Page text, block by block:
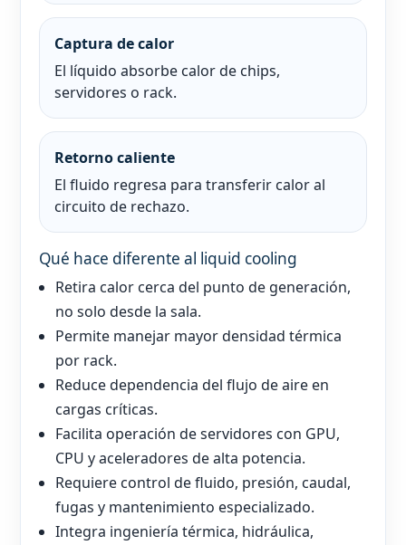
Captura de calor
El líquido absorbe calor de chips,
servidores o rack.
Retorno caliente
El fluido regresa para transferir calor al
circuito de rechazo.
Qué hace diferente al liquid cooling
Retira calor cerca del punto de generación,
no solo desde la sala.
Permite manejar mayor densidad térmica
por rack.
Reduce dependencia del flujo de aire en
cargas críticas.
Facilita operación de servidores con GPU,
CPU y aceleradores de alta potencia.
Requiere control de fluido, presión, caudal,
fugas y mantenimiento especializado.
Integra ingeniería térmica, hidráulica,